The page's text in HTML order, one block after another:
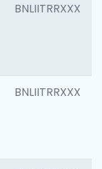
BNLIITRRXXX
BNLIITRRXXX